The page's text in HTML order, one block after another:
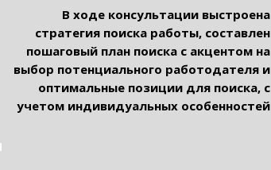
В ходе консультации выстроена
стратегия поиска работы, составлен
пошаговый план поиска с акцентом на
выбор потенциального работодателя и
оптимальные позиции для поиска, с
учетом индивидуальных особенностей